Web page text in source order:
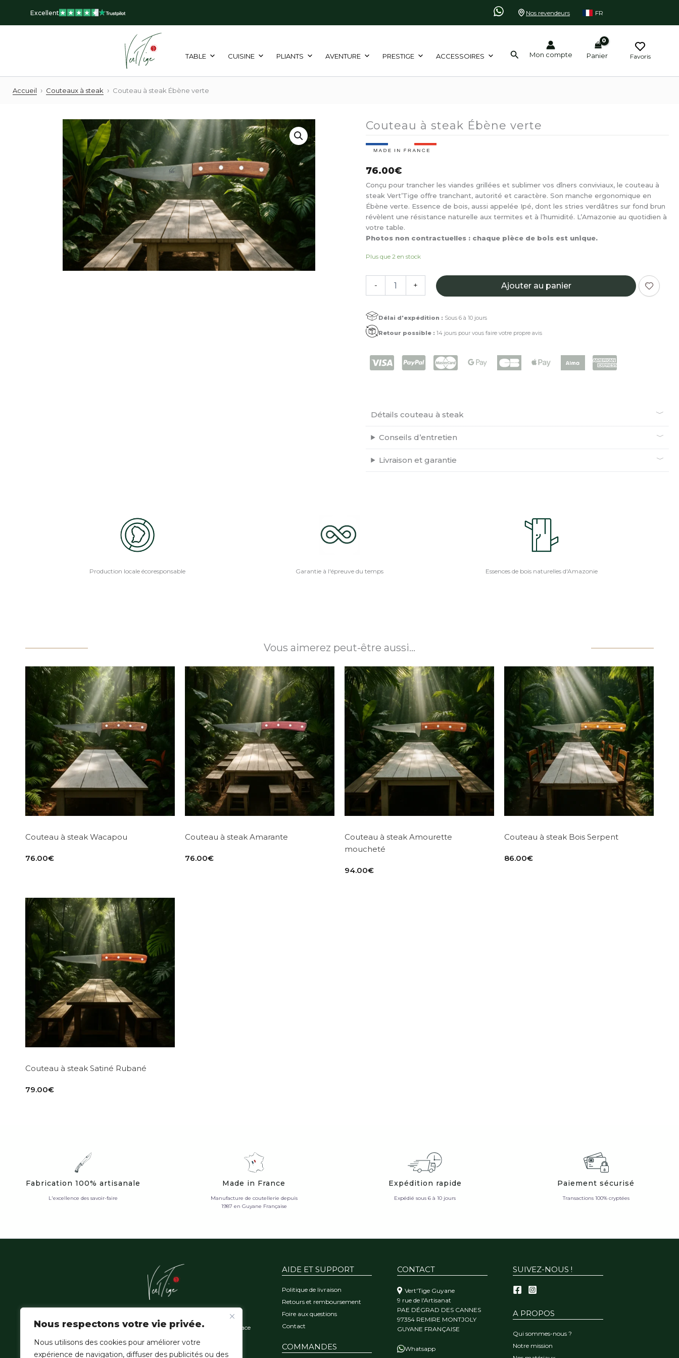
Nous respectons votre vie privée.
Nous utilisons des cookies pour améliorer votre
expérience de navigation, diffuser des publicités ou des
Excellent Nos revendeurs FR
TABLE CUISINE PLIANTS AVENTURE PRESTIGE ACCESSOIRES Rechercher
Mon compte Panier Favoris
Accueil › Couteaux à steak › Couteau à steak Ébène verte
Couteau à steak Ébène verte
76.00€
Conçu pour trancher les viandes grillées et sublimer vos dîners conviviaux, le couteau à
steak Vert’Tige offre tranchant, autorité et caractère. Son manche ergonomique en
Ébène verte. Essence de bois, aussi appelée Ipé, dont les stries verdâtres sur fond brun
révèlent une résistance naturelle aux termites et à l’humidité. L’Amazonie au quotidien à
votre table.
Photos non contractuelles : chaque pièce de bois est unique.
Plus que 2 en stock
-
à
steak
Ébène
+ Ajouter au panier
Délai d'expédition : Sous 6 à 10 jours
Retour possible : 14 jours pour vous faire votre propre avis
Détails couteau à steak
Conseils d’entretien
Livraison et garantie
Production locale écoresponsable Garantie à l'épreuve du temps Essences de bois naturelles d'Amazonie
Vous aimerez peut-être aussi…
Couteau à steak Wacapou
76.00€
Couteau à steak Amarante
76.00€
Couteau à steak Amourette
moucheté
94.00€
Couteau à steak Bois Serpent
86.00€
Couteau à steak Satiné Rubané
79.00€
Fabrication 100% artisanale
L'excellence des savoir-faire
Made in France
Manufacture de coutellerie depuis
1987 en Guyane Française
Expédition rapide
Expédié sous 6 à 10 jours
Paiement sécurisé
Transactions 100% cryptées
L'Atelier Vert'Tige sublime les essences nobles de la forêt
amazonienne, où la patience du geste hérité épouse l'audace
AIDE ET SUPPORT
Politique de livraison
Retours et remboursement
Foire aux questions
Contact
COMMANDES
CONTACT
Vert'Tige Guyane
9 rue de l'Artisanat
PAE DÉGRAD DES CANNES
97354 REMIRE MONTJOLY
GUYANE FRANÇAISE
Whatsapp
SUIVEZ-NOUS !
A PROPOS
Qui sommes-nous ?
Notre mission